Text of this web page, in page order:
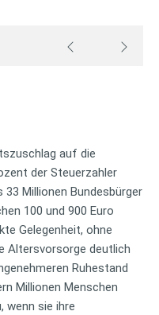
auf die
der Steuerzahler
Millionen Bundesbürger
100 und 900 Euro
Gelegenheit, ohne
Altersvorsorge deutlich
Ruhestand
Millionen Menschen
wenn sie ihre